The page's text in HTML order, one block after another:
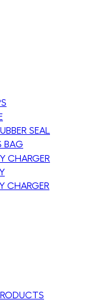
SEAL
BAG
CHARGER
CHARGER